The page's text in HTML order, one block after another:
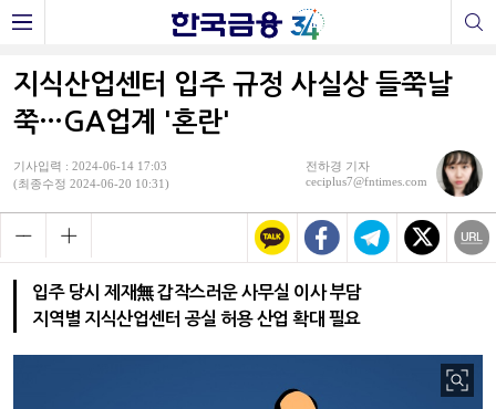
지식산업센터 입주 규정 사실상 들쭉날
쭉…GA업계 '혼란'
기사입력 : 2024-06-14 17:03
(최종수정 2024-06-20 10:31)
전하경 기자
ceciplus7@fntimes.com
입주 당시 제재無 갑작스러운 사무실 이사 부담
지역별 지식산업센터 공실 허용 산업 확대 필요